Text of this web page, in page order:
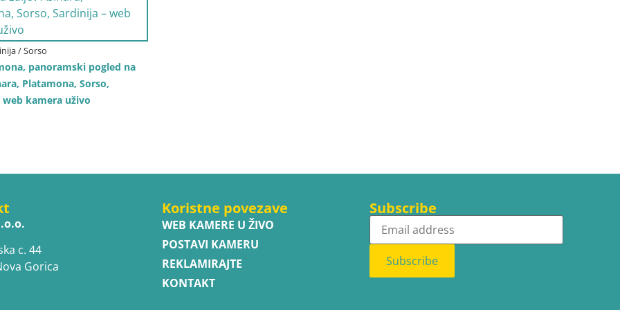
/ Sorso
panoramski pogled na
Platamona, Sorso,
web kamera uživo
c. 44
Gorica
Koristne povezave
WEB KAMERE U ŽIVO
POSTAVI KAMERU
REKLAMIRAJTE
KONTAKT
Subscribe
Subscribe